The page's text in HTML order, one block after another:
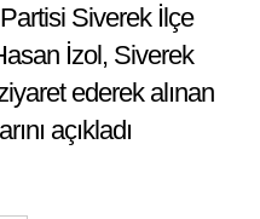
Siverek İlçe
İzol, Siverek
ederek alınan
açıkladı